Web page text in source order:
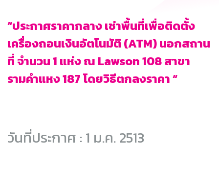
“ประกาศราคากลาง เช่าพื้นที่เพื่อติดตั้ง
เครื่องถอนเงินอัตโนมัติ (ATM) นอกสถาน
ที่ จำนวน 1 แห่ง ณ Lawson 108 สาขา
รามคำแหง 187 โดยวิธีตกลงราคา “
วันที่ประกาศ : 1 ม.ค. 2513